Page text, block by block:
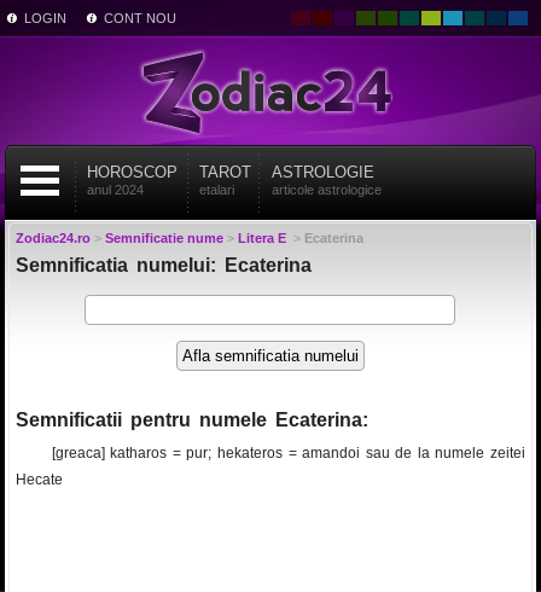
LOGIN CONT NOU
HOROSCOP
anul 2024
TAROT
etalari
ASTROLOGIE
articole astrologice
Zodiac24.ro> Semnificatie nume> Litera E> Ecaterina
Semnificatia numelui: Ecaterina
Semnificatii pentru numele Ecaterina:
[greaca] katharos = pur; hekateros = amandoi sau de la numele zeitei
Hecate